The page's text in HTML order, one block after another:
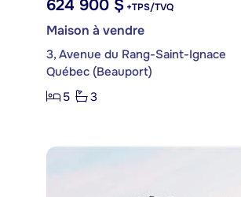
624 900 $ +TPS/TVQ
Maison à vendre
3, Avenue du Rang-Saint-Ignace
Québec (Beauport)
5
3